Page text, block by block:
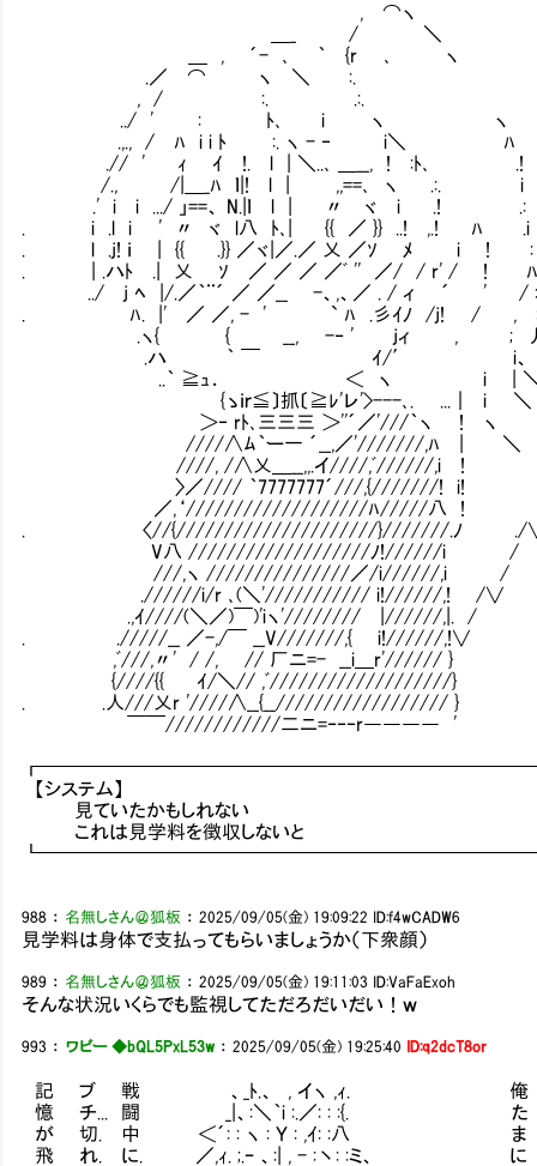
, ⌒ヽ
＿_ / ＼
＿ , ´- ､ ｀ {r ､ ヽ
.／ ⌒ ヽ ＼ :.
, / :. .:.
../ ' : ﾄ､ i ヽ ヽ
.,., / ﾊ i i ﾄ :. ヽ - ‐ i＼ ﾊ
.// ' ｨ ｲ !. l | ＼..､ ＿__, ! :ﾄ､ .!
/., /|＿_ﾊ ｌ|! l | ,,==､ ヽ .:. i
.' i i .../ 」==、 N.|ｌ l | 〃 ヾ i .! .:
. i .l i ' 〃 ヾ l八 ﾄ､| {{ ／ }} ..! ,.! ﾊ .i
. l .j! ｉ | {{ .}} ／ヾ|／.／ 乂 ／ｿ ﾒ i ! :
. | .ハﾄ .| 乂 ｿ ／ ／ ／ ／ﾞ '' ／/ / r' / !
../ j ﾍ |/.／｀¨´ ／ ／__ -、,、／ . / ィ ´ ' /
. ﾊ. |' ／ ／, - ' ` ﾊ .彡ｲﾉ /j! / , :!
.ヽ{ { __, -‐ ' jィ , ;
.ハ ｀ ￣ ｲ/′ i、
..｀ ≧ｭ． ＜ ヽ i |
{ゝｉｒ≦〕抓〔≧ﾚ'レ'>---､. ...｜ i ＼
＞‐ rﾄ､三三三 ＞''´／'///｀ヽ ! ヽ
////∧ﾑ｀ー一 ´__,／'///////,ﾊ | ＼
////, /∧乂＿__,,.イ////,ﾞ//////,i ! i 【第
〉／//// ｀7777777´///,{///////!
／,‘///////////////////ﾊ/////八 !
. 〈//{/////////////////////}///////.ﾉ ./
V八 ///////////////////ﾉ!//////i /
///,ヽ ///////////////／/i//////,i /
.//////i/r ､(＼'/////////// i!//////,! /∨
.,ｲ////(＼／)￣)'iヽ'//////// |//////,|. /
. ./////__ ／-,/￣ __V///////,{ i!//////,!∨
,ﾞ///,〃' / /, // 厂ニ=- __i＿r'////// }
{////{{ ｲ/＼// ,ﾞ///////////////////}
. .人///乂r '////∧__{__////////////////// }
￣￣////////////二ニ=‐‐‐r―――― '
【システム】
見ていたかもしれない
これは見学料を徴収しないと
988 ： 名無しさん＠狐板 ：2025/09/05(金) 19:09:22 ID:f4wCADW6
見学料は身体で支払ってもらいましょうか（下衆顔）
989 ： 名無しさん＠狐板 ：2025/09/05(金) 19:11:03 ID:VaFaExoh
そんな状況いくらでも監視してただろだいだい！ｗ
993 ： ワビー ◆bQL5PxL53w ：2025/09/05(金) 19:25:40 ID:q2dcT8or
記 ブ 戦 、_ﾄ.、 , イヽ ,ｨ. 俺
憶 チ... 闘 _|、:＼｀i :.／: : :{. た
が 切. 中 ＜´: : ヽ : Ｙ : ,ｲ: :八 ま
飛 れ. に. ／,ｨ. ;.ｰ 、:| , - :丶: :ミ、 に